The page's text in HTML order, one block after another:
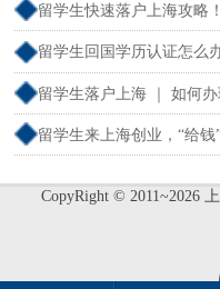
及条件）
留学生快速落户上海攻略
留学生回国学历认证怎么
些材料）
留学生落户上海 ｜ 如何
流程）
留学生来上海创业，“给钱
CopyRight © 2011~2026